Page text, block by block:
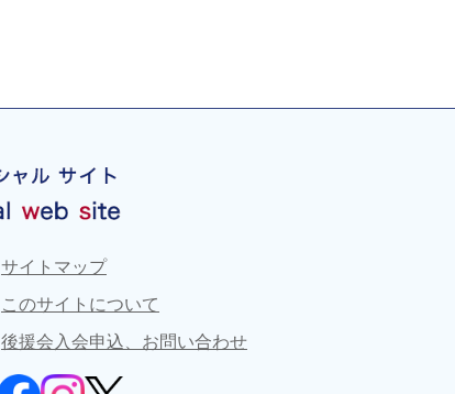
サイトマップ
このサイトについて
後援会入会申込、お問い合わせ